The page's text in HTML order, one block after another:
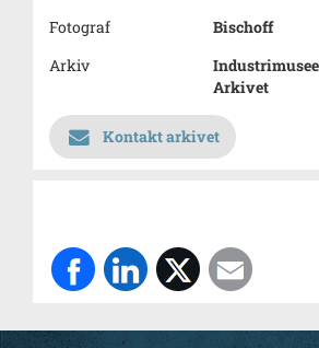
Fotograf
Bischoff
Arkiv
Arkivet
Kontakt arkivet